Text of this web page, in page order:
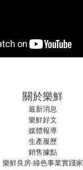
關於樂鮮
最新消息
樂鮮好文
媒體報導
生產履歷
銷售據點
樂鮮良房‧綠色事業實踐家